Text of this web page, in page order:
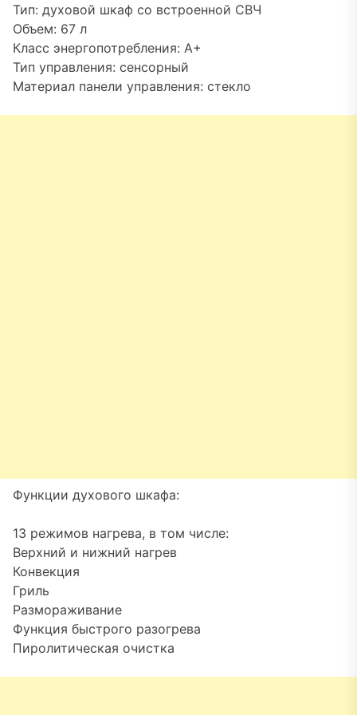
Тип: духовой шкаф со встроенной СВЧ
Объем: 67 л
Класс энергопотребления: A+
Тип управления: сенсорный
Материал панели управления: стекло
Функции духового шкафа:
13 режимов нагрева, в том числе:
Верхний и нижний нагрев
Конвекция
Гриль
Размораживание
Функция быстрого разогрева
Пиролитическая очистка